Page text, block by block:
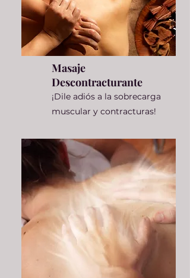
Masaje
Descontracturante
¡Dile adiós a la sobrecarga
muscular y contracturas!